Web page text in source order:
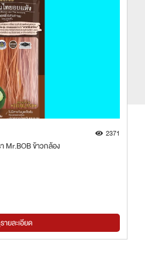
2371
Mr.BOB ข้าวกล้อง
ายละเอียด